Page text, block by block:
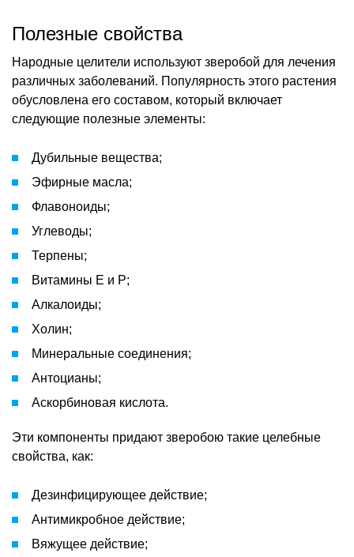
Полезные свойства
Народные целители используют зверобой для лечения
различных заболеваний. Популярность этого растения
обусловлена его составом, который включает
следующие полезные элементы:
Дубильные вещества;
Эфирные масла;
Флавоноиды;
Углеводы;
Терпены;
Витамины Е и Р;
Алкалоиды;
Холин;
Минеральные соединения;
Антоцианы;
Аскорбиновая кислота.
Эти компоненты придают зверобою такие целебные
свойства, как:
Дезинфицирующее действие;
Антимикробное действие;
Вяжущее действие;